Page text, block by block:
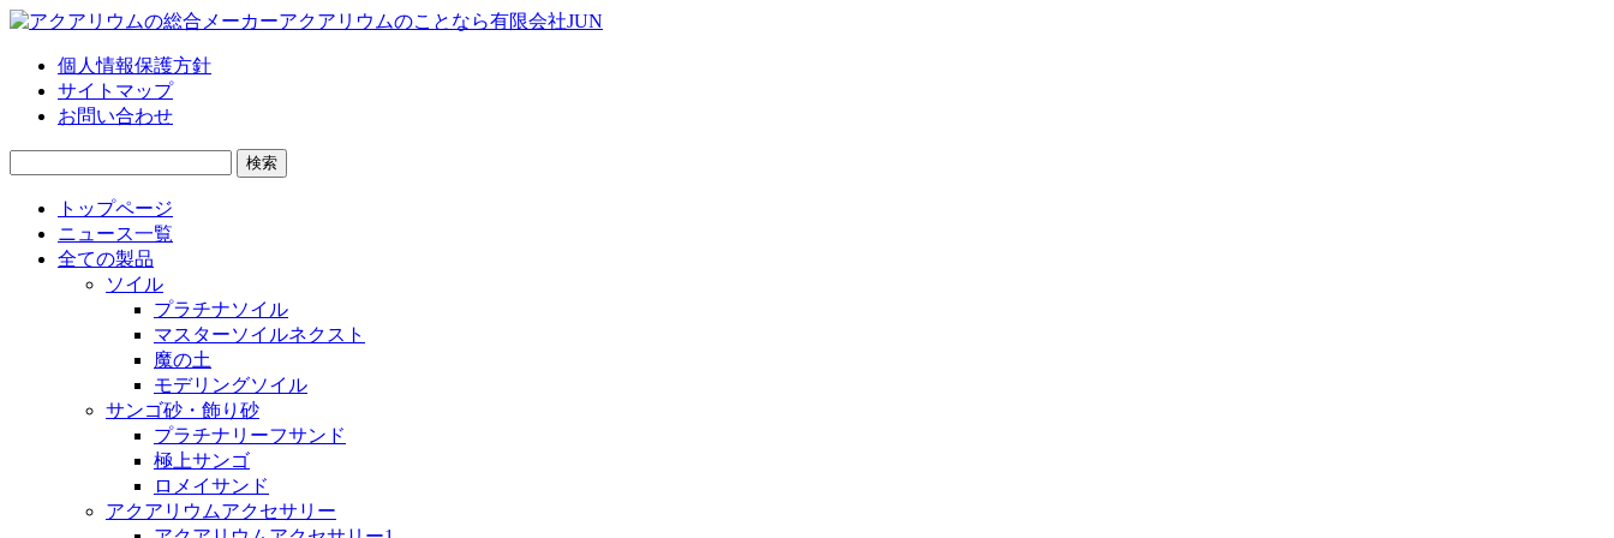
個人情報保護方針
サイトマップ
お問い合わせ
トップページ
ニュース一覧
全ての製品
ソイル
プラチナソイル
マスターソイルネクスト
魔の土
モデリングソイル
サンゴ砂・飾り砂
プラチナリーフサンド
極上サンゴ
ロメイサンド
アクアリウムアクセサリー